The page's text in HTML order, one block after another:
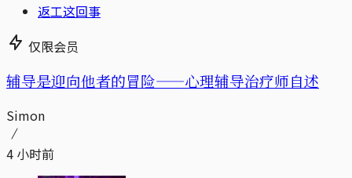
返工这回事
仅限会员
辅导是迎向他者的冒险——心理辅导治疗师自述
Simon
4 小时前